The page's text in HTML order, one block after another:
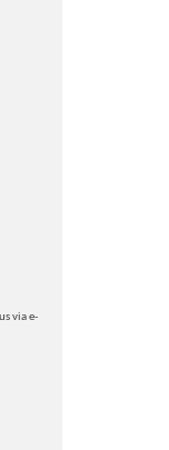
via e-